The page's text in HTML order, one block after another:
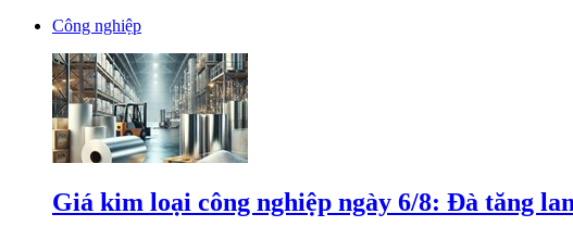
Công nghiệp
Giá kim loại công nghiệp ngày 6/8: Đà tăng